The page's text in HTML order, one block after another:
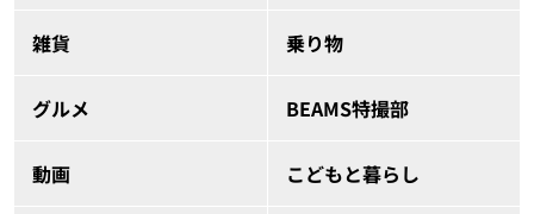
雑貨 乗り物
グルメ BEAMS特撮部
動画 こどもと暮らし